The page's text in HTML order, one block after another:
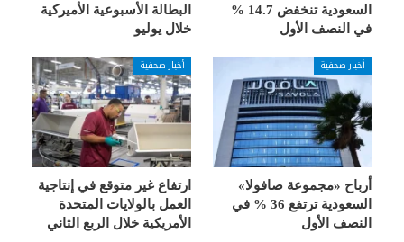
السعودية تنخفض 14.7 %
في النصف الأول
البطالة الأسبوعية الأميركية
خلال يوليو
أخبار صحفية
أرباح «مجموعة صافولا»
السعودية ترتفع 36 % في
النصف الأول
أخبار صحفية
ارتفاع غير متوقع في إنتاجية
العمل بالولايات المتحدة
الأمريكية خلال الربع الثاني